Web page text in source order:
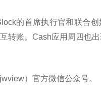
的首席执行官和联合
转账。Cash应用周四也
）官方微信公众号。